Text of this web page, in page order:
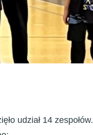
udział 14 zespołów.